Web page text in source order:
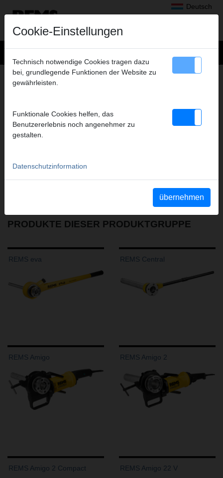
Deutsch
GEWINDESCHNEIDEN, ROLLNUTEN
YouTube REMS eva YouTube REMS Unimat 75
PRODUKTE DIESER PRODUKTGRUPPE
REMS eva REMS Central
REMS Amigo REMS Amigo 2
REMS Amigo 2 Compact REMS Amigo 22 V
Cookie-Einstellungen
Technisch notwendige Cookies tragen dazu
bei, grundlegende Funktionen der Website zu
gewährleisten.
Funktionale Cookies helfen, das
Benutzererlebnis noch angenehmer zu
gestalten.
Datenschutzinformation
übernehmen